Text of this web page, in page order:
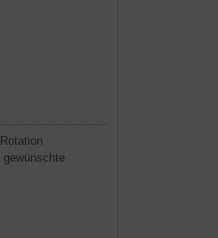
gewünschte